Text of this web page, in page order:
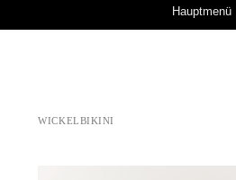
Hauptmenü
WICKELBIKINI